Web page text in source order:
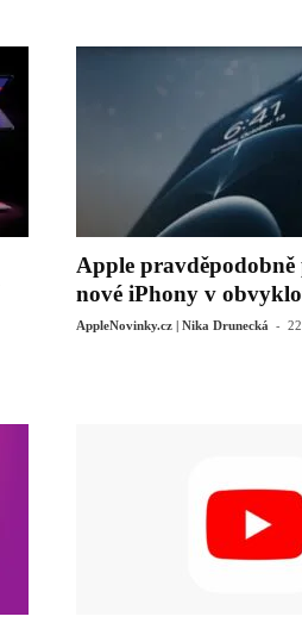
Apple pravděpodobně
nové iPhony v
AppleNovinky.cz | Nika Drunecká -